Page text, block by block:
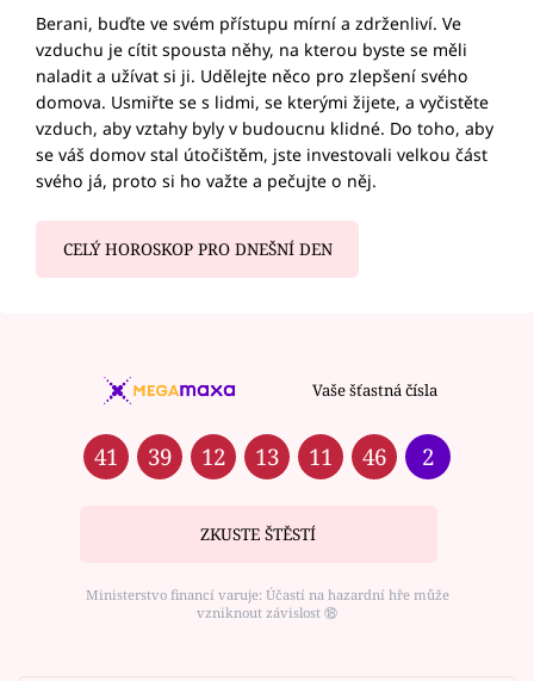
Berani, buďte ve svém přístupu mírní a zdrženliví. Ve
vzduchu je cítit spousta něhy, na kterou byste se měli
naladit a užívat si ji. Udělejte něco pro zlepšení svého
domova. Usmiřte se s lidmi, se kterými žijete, a vyčistěte
vzduch, aby vztahy byly v budoucnu klidné. Do toho, aby
se váš domov stal útočištěm, jste investovali velkou část
svého já, proto si ho važte a pečujte o něj.
CELÝ HOROSKOP PRO DNEŠNÍ DEN
Vaše šťastná čísla
41 39 12 13 11 46 2
ZKUSTE ŠTĚSTÍ
Ministerstvo financí varuje: Účastí na hazardní hře může
vzniknout závislost ⑱